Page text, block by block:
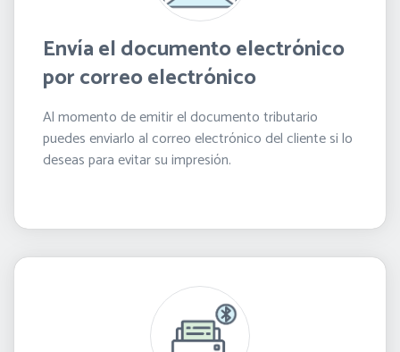
Envía el documento electrónico
por correo electrónico
Al momento de emitir el documento tributario
puedes enviarlo al correo electrónico del cliente si lo
deseas para evitar su impresión.